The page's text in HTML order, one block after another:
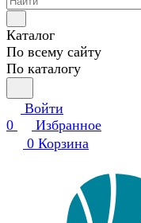
Каталог
По всему сайту
По каталогу
Войти
0
Избранное
0 Корзина